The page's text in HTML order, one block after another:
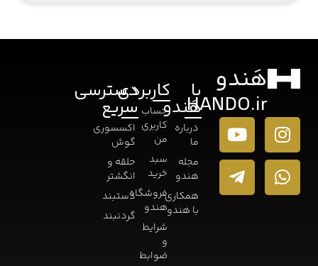
هَندو
HANDO.ir
با
هَندو
درباره
ما
مجله
هندو
همکاری
با هندو
کاربردی
حساب
کاربری
من
سبد
خرید
فروشگاه
هندو
شرایط
و
ضوابط
دسترسی
سریع
اکسسوری
گوش
حلقه و
انگشتر
دستبند
گردنبند